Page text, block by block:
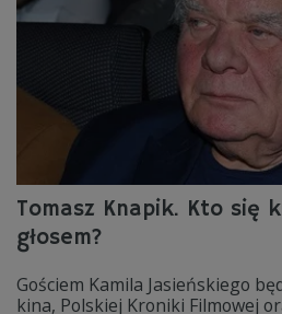
Tomasz Knapik. Kto się
głosem?
Gościem Kamila Jasieńskiego
kina, Polskiej Kroniki Filmowej